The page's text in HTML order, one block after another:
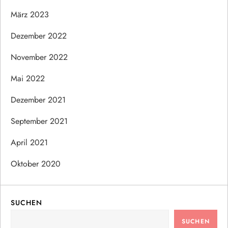
März 2023
Dezember 2022
November 2022
Mai 2022
Dezember 2021
September 2021
April 2021
Oktober 2020
SUCHEN
SUCHEN